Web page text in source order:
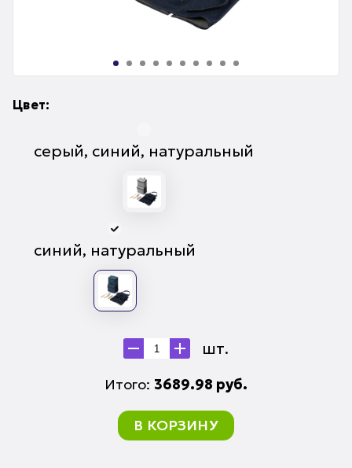
Цвет:
серый, синий, натуральный
синий, натуральный
шт.
Итого: 3689.98 руб.
В КОРЗИНУ